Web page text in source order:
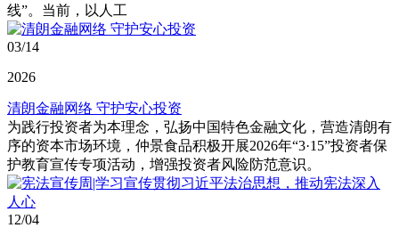
线”。当前，以人工
03/14
2026
清朗金融网络 守护安心投资
为践行投资者为本理念，弘扬中国特色金融文化，营造清朗有
序的资本市场环境，仲景食品积极开展2026年“3·15”投资者保
护教育宣传专项活动，增强投资者风险防范意识。
12/04